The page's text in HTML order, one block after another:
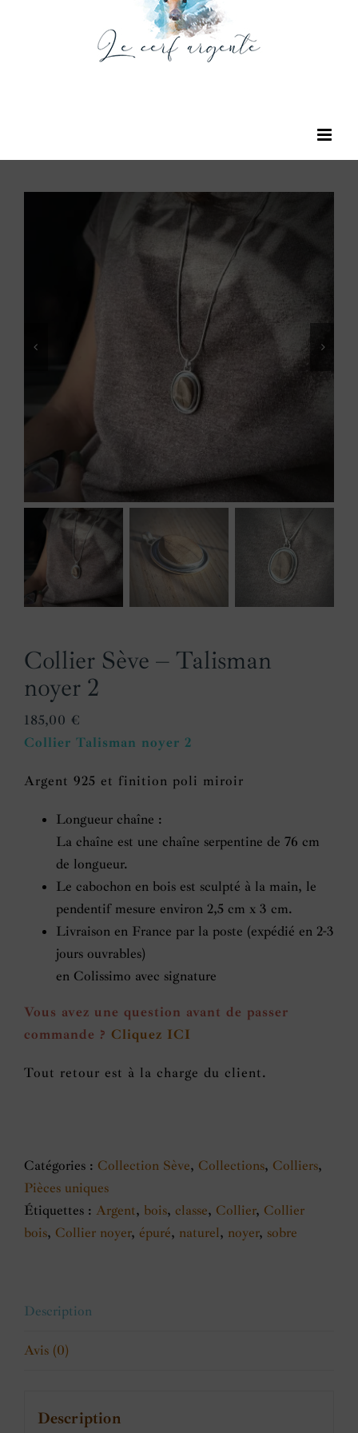
Collier Sève – Talisman
noyer 2
185,00 €
Collier Talisman noyer 2
Argent 925 et finition poli miroir
Longueur chaîne :
La chaîne est une chaîne serpentine de 76 cm
de longueur.
Le cabochon en bois est sculpté à la main, le
pendentif mesure environ 2,5 cm x 3 cm.
Livraison en France par la poste (expédié en 2-3
jours ouvrables)
en Colissimo avec signature
Vous avez une question avant de passer
commande ? Cliquez ICI
Tout retour est à la charge du client.
Catégories : Collection Sève, Collections, Colliers,
Pièces uniques
Étiquettes : Argent, bois, classe, Collier, Collier
bois, Collier noyer, épuré, naturel, noyer, sobre
Description
Avis (0)
Description